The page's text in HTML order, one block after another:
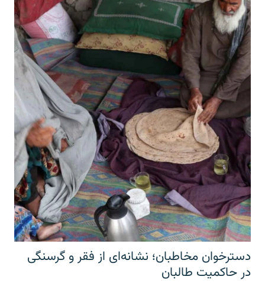
دسترخوان مخاطبان؛ نشانه‌ای از فقر و گرسنگی
در حاکمیت طالبان